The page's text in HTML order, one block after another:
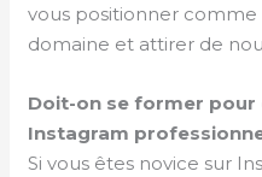
vous positionner
domaine et attirer de
Doit-on se former
Instagram
Si vous êtes novice sur